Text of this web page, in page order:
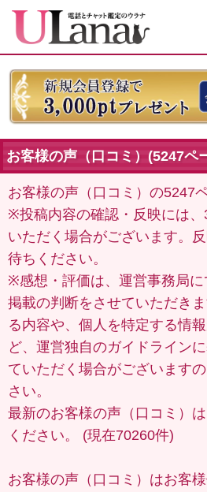
お客様の声（口コミ）(5247ペ
お客様の声（口コミ）の5247
※投稿内容の確認・反映には
いただく場合がございます。
待ちください。
※感想・評価は、運営事務局に
掲載の判断をさせていただき
る内容や、個人を特定する情
ど、運営独自のガイドライン
ていただく場合がございます
さい。
最新のお客様の声（口コミ）は
ください。 (現在70260件)
お客様の声（口コミ）はお客